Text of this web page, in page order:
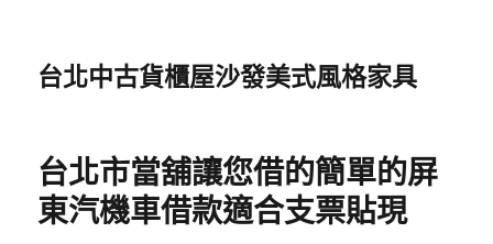
台北中古貨櫃屋沙發美式風格家具
台北市當舖讓您借的簡單的屏
東汽機車借款適合支票貼現